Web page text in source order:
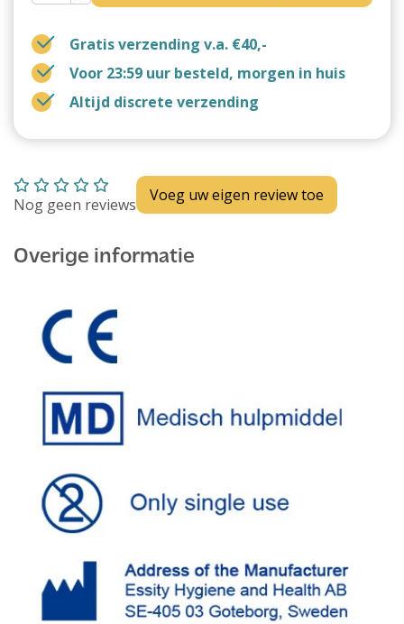
Gratis verzending v.a. €40,-
Voor 23:59 uur besteld, morgen in huis
Altijd discrete verzending
Nog geen reviews Voeg uw eigen review toe
Overige informatie